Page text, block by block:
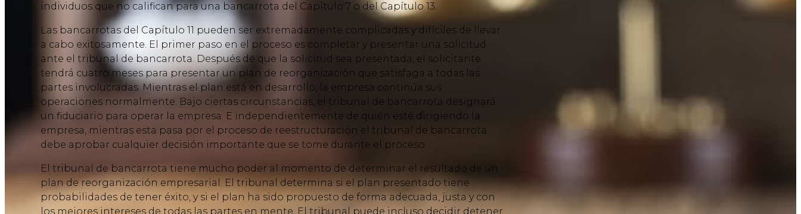
individuos que no califican para una bancarrota del Capítulo 7 o del Capítulo 13.
Las bancarrotas del Capítulo 11 pueden ser extremadamente complicadas y difíciles de llevar
a cabo exitosamente. El primer paso en el proceso es completar y presentar una solicitud
ante el tribunal de bancarrota. Después de que la solicitud sea presentada, el solicitante
tendrá cuatro meses para presentar un plan de reorganización que satisfaga a todas las
partes involucradas. Mientras el plan está en desarrollo, la empresa continúa sus
operaciones normalmente. Bajo ciertas circunstancias, el tribunal de bancarrota designará
un fiduciario para operar la empresa. E independientemente de quién esté dirigiendo la
empresa, mientras esta pasa por el proceso de reestructuración el tribunal de bancarrota
debe aprobar cualquier decisión importante que se tome durante el proceso.
El tribunal de bancarrota tiene mucho poder al momento de determinar el resultado de un
plan de reorganización empresarial. El tribunal determina si el plan presentado tiene
probabilidades de tener éxito, y si el plan ha sido propuesto de forma adecuada, justa y con
los mejores intereses de todas las partes en mente. El tribunal puede incluso decidir detener